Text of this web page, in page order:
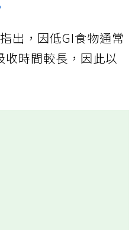
出，因低GI食物通常
時間較長，因此以